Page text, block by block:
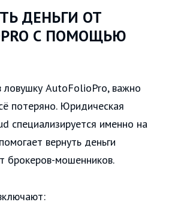
ДЕНЬГИ ОТ
С ПОМОЩЬЮ
ловушку AutoFolioPro, важно
потеряно. Юридическая
специализируется именно на
вернуть деньги
брокеров-мошенников.